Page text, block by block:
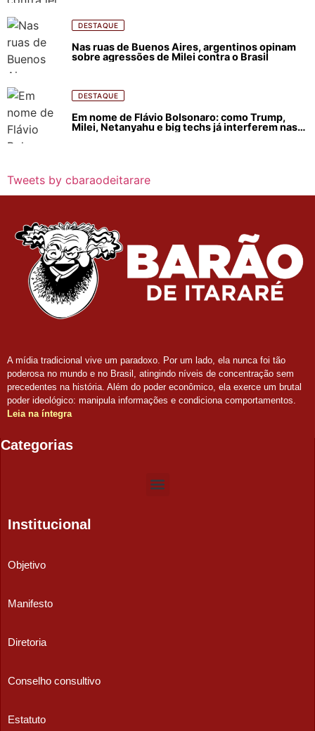
DESTAQUE
Nas ruas de Buenos Aires, argentinos opinam
sobre agressões de Milei contra o Brasil
DESTAQUE
Em nome de Flávio Bolsonaro: como Trump,
Milei, Netanyahu e big techs já interferem nas
Tweets by cbaraodeitarare
A mídia tradicional vive um paradoxo. Por um lado, ela nunca foi tão
poderosa no mundo e no Brasil, atingindo níveis de concentração sem
precedentes na história. Além do poder econômico, ela exerce um brutal
poder ideológico: manipula informações e condiciona comportamentos.
Leia na íntegra
Categorias
Institucional
Objetivo
Manifesto
Diretoria
Conselho consultivo
Estatuto